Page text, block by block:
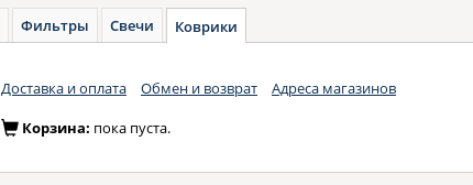
Фильтры Свечи Коврики
Доставка и оплата Обмен и возврат Адреса магазинов
Корзина: пока пуста.